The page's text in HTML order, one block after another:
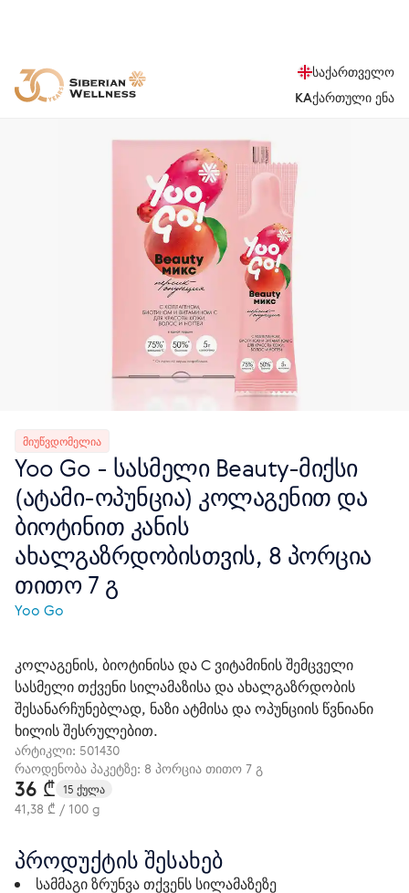
საქართველო
KAქართული ენა
ᲛᲘᲣᲬᲕᲓᲝᲛᲔᲚᲘᲐ
Yoo Gо - სასმელი Beauty-მიქსი
(ატამი-ოპუნცია) კოლაგენით და
ბიოტინით კანის
ახალგაზრდობისთვის, 8 პორცია
თითო 7 გ
Yoo Gо
კოლაგენის, ბიოტინისა და C ვიტამინის შემცველი
სასმელი თქვენი სილამაზისა და ახალგაზრდობის
შესანარჩუნებლად, ნაზი ატმისა და ოპუნციის წვნიანი
ხილის შესრულებით.
არტიკლი: 501430
რაოდენობა პაკეტზე: 8 პორცია თითო 7 გ
36 ₾ 15 ქულა
41,38 ₾ / 100 g
პროდუქტის შესახებ
სამმაგი ზრუნვა თქვენს სილამაზეზე